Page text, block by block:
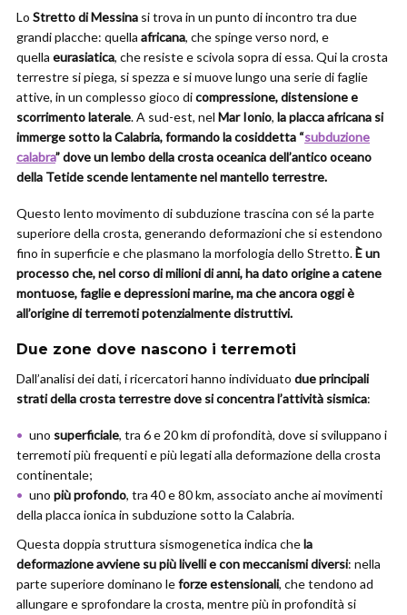
Lo Stretto di Messina si trova in un punto di incontro tra due
grandi placche: quella africana, che spinge verso nord, e
quella eurasiatica, che resiste e scivola sopra di essa. Qui la crosta
terrestre si piega, si spezza e si muove lungo una serie di faglie
attive, in un complesso gioco dicompressione, distensione e
scorrimento laterale. A sud-est, nel Mar Ionio, la placca africana si
immerge sotto la Calabria, formando la cosiddetta “subduzione
calabra” dove un lembo della crosta oceanica dell’antico oceano
della Tetide scende lentamente nel mantello terrestre.
Questo lento movimento di subduzione trascina con sé la parte
superiore della crosta, generando deformazioni che si estendono
fino in superficie e che plasmano la morfologia dello Stretto.È un
processo che, nel corso di milioni di anni, ha dato origine a catene
montuose, faglie e depressioni marine, ma che ancora oggi è
all’origine di terremoti potenzialmente distruttivi.
Due zone dove nascono i terremoti
Dall’analisi dei dati, i ricercatori hanno individuato due principali
strati della crosta terrestre dove si concentra l’attività sismica:
uno superficiale, tra 6 e 20 km di profondità, dove si sviluppano i
terremoti più frequenti e più legati alla deformazione della crosta
continentale;
uno più profondo, tra 40 e 80 km, associato anche ai movimenti
della placca ionica in subduzione sotto la Calabria.
Questa doppia struttura sismogenetica indica chela
deformazione avviene su più livelli e con meccanismi diversi: nella
parte superiore dominano leforze estensionali, che tendono ad
allungare e sprofondare la crosta, mentre più in profondità si